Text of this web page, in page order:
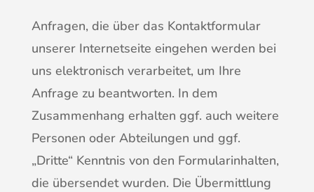
Anfragen, die über das Kontaktformular
unserer Internetseite eingehen werden bei
uns elektronisch verarbeitet, um Ihre
Anfrage zu beantworten. In dem
Zusammenhang erhalten ggf. auch weitere
Personen oder Abteilungen und ggf.
„Dritte“ Kenntnis von den Formularinhalten,
die übersendet wurden. Die Übermittlung